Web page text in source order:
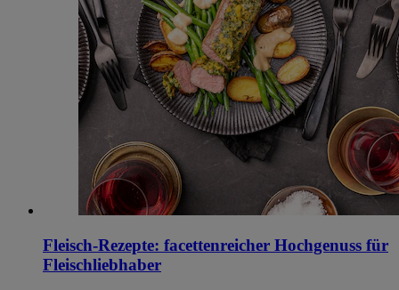
Fleisch-Rezepte: facettenreicher Hochgenuss für
Fleischliebhaber